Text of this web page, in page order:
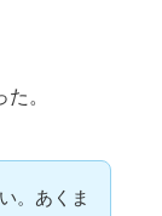
。
。あくま